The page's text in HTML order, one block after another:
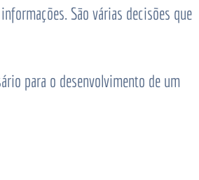
São várias decisões que
para o desenvolvimento de um